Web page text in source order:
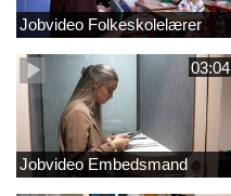
Jobvideo Folkeskolelærer
03:04
Jobvideo Embedsmand